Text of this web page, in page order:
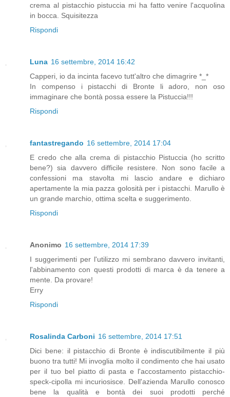
crema al pistacchio pistuccia mi ha fatto venire l'acquolina
in bocca. Squisitezza
Rispondi
Luna 16 settembre, 2014 16:42
Capperi, io da incinta facevo tutt'altro che dimagrire *_*
In compenso i pistacchi di Bronte li adoro, non oso
immaginare che bontà possa essere la Pistuccia!!!
Rispondi
fantastregando 16 settembre, 2014 17:04
E credo che alla crema di pistacchio Pistuccia (ho scritto
bene?) sia davvero difficile resistere. Non sono facile a
confessioni ma stavolta mi lascio andare e dichiaro
apertamente la mia pazza golosità per i pistacchi. Marullo è
un grande marchio, ottima scelta e suggerimento.
Rispondi
Anonimo 16 settembre, 2014 17:39
I suggerimenti per l'utilizzo mi sembrano davvero invitanti,
l'abbinamento con questi prodotti di marca è da tenere a
mente. Da provare!
Erry
Rispondi
Rosalinda Carboni 16 settembre, 2014 17:51
Dici bene: il pistacchio di Bronte è indiscutibilmente il più
buono tra tutti! Mi invoglia molto il condimento che hai usato
per il tuo bel piatto di pasta e l'accostamento pistacchio-
speck-cipolla mi incuriosisce. Dell'azienda Marullo conosco
bene la qualità e bontà dei suoi prodotti perché